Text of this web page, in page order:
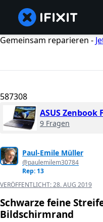
Gemeinsam reparieren -
587308
ASUS Zenbook
9 Fragen
Paul-Emile Müller
@paulemilem30784
Rep: 13
VERÖFFENTLICHT:28. AUG 2019
Schwarze feine
Bildschirmrand